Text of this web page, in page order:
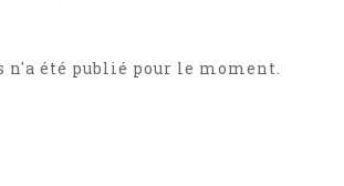
n'a été publié pour le moment.